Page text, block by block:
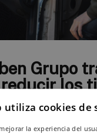
Grupo
los
de los
utiliza cookies de
la experiencia del